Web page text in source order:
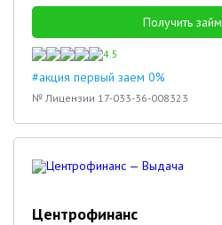
Получить займ
4.5
#акция первый заем 0%
№ Лицензии 17-033-36-008323
Центрофинанс